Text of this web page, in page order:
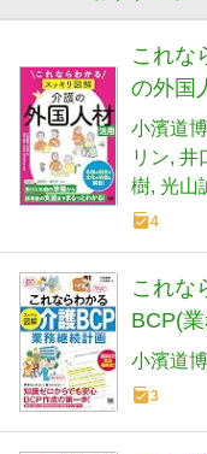
これな
の外国
小濱道博
リン 井
樹 光山
4
これな
BCP(
小濱道博
3